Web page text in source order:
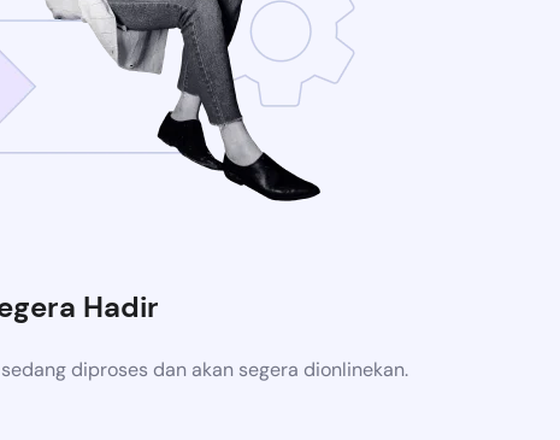
Hadir
diproses dan akan segera dionlinekan.